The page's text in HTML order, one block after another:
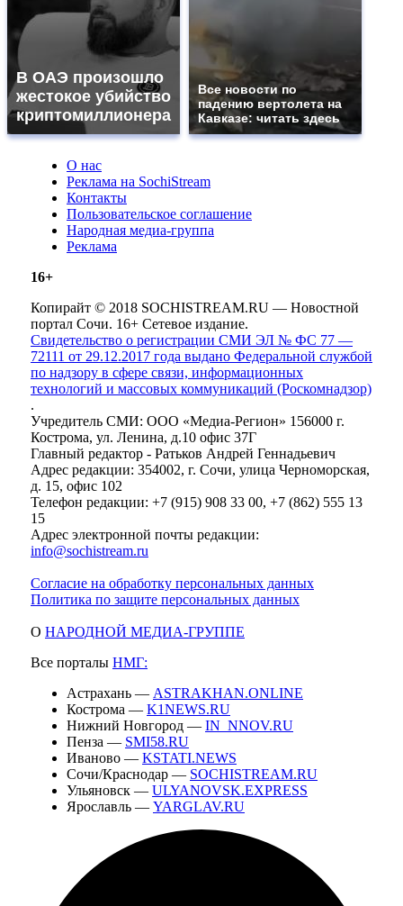
В ОАЭ произошло
жестокое убийство
криптомиллионера
Все новости по
падению вертолета на
Кавказе: читать здесь
О нас
Реклама на SochiStream
Контакты
Пользовательское соглашение
Народная медиа-группа
Реклама
16+
Копирайт © 2018 SOCHISTREAM.RU — Новостной
портал Сочи. 16+ Сетевое издание.
Свидетельство о регистрации СМИ ЭЛ № ФС 77 —
72111 от 29.12.2017 года выдано Федеральной службой
по надзору в сфере связи, информационных
технологий и массовых коммуникаций (Роскомнадзор)
.
Учредитель СМИ: ООО «Медиа-Регион» 156000 г.
Кострома, ул. Ленина, д.10 офис 37Г
Главный редактор - Ратьков Андрей Геннадьевич
Адрес редакции: 354002, г. Сочи, улица Черноморская,
д. 15, офис 102
Телефон редакции: +7 (915) 908 33 00, +7 (862) 555 13
15
Адрес электронной почты редакции:
info@sochistream.ru
Согласие на обработку персональных данных
Политика по защите персональных данных
О НАРОДНОЙ МЕДИА-ГРУППЕ
Все порталы НМГ:
Астрахань — ASTRAKHAN.ONLINE
Кострома — K1NEWS.RU
Нижний Новгород — IN_NNOV.RU
Пенза — SMI58.RU
Иваново — KSTATI.NEWS
Сочи/Краснодар — SOCHISTREAM.RU
Ульяновск — ULYANOVSK.EXPRESS
Ярославль — YARGLAV.RU